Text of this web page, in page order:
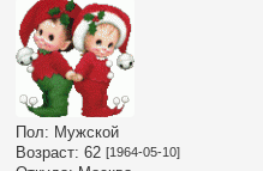
Пол: Мужской
Возраст: 62 [1964-05-10]